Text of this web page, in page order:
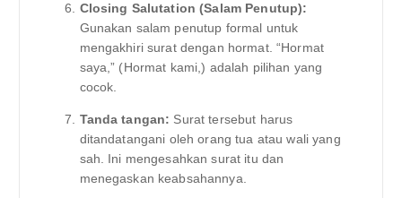
Closing Salutation (Salam Penutup):
Gunakan salam penutup formal untuk
mengakhiri surat dengan hormat. “Hormat
saya,” (Hormat kami,) adalah pilihan yang
cocok.
Tanda tangan: Surat tersebut harus
ditandatangani oleh orang tua atau wali yang
sah. Ini mengesahkan surat itu dan
menegaskan keabsahannya.